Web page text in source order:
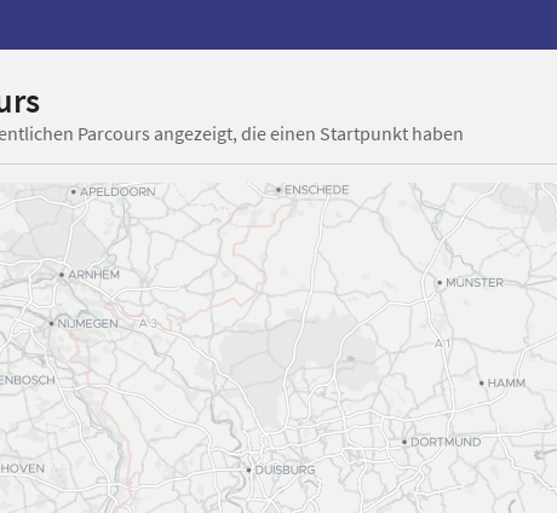
Parcours angezeigt, die einen Startpunkt haben